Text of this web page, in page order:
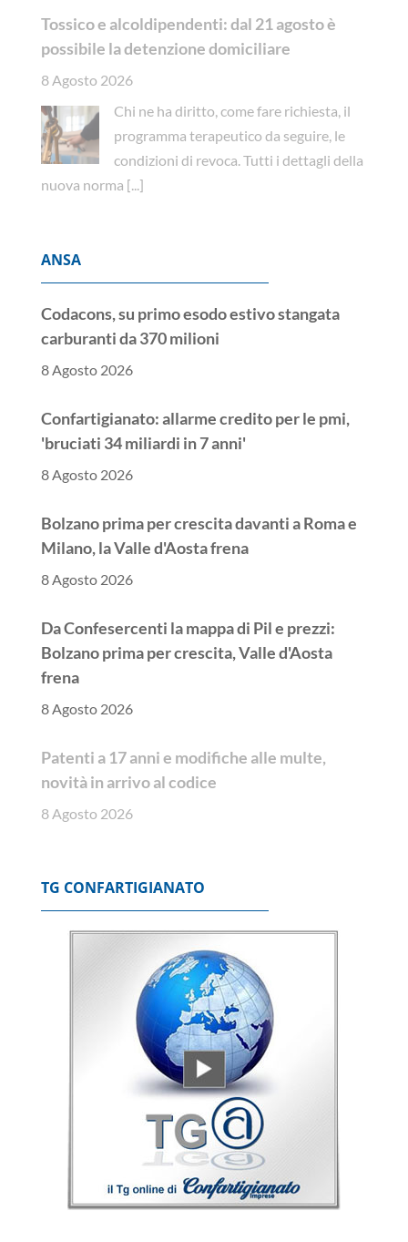
Tossico e alcoldipendenti: dal 21 agosto è
possibile la detenzione domiciliare
8 Agosto 2026
Chi ne ha diritto, come fare richiesta, il
programma terapeutico da seguire, le
condizioni di revoca. Tutti i dettagli della
nuova norma [...]
ANSA
Codacons, su primo esodo estivo stangata
carburanti da 370 milioni
8 Agosto 2026
Confartigianato: allarme credito per le pmi,
'bruciati 34 miliardi in 7 anni'
8 Agosto 2026
Bolzano prima per crescita davanti a Roma e
Milano, la Valle d'Aosta frena
8 Agosto 2026
Da Confesercenti la mappa di Pil e prezzi:
Bolzano prima per crescita, Valle d'Aosta
frena
8 Agosto 2026
Patenti a 17 anni e modifiche alle multe,
novità in arrivo al codice
8 Agosto 2026
TG CONFARTIGIANATO